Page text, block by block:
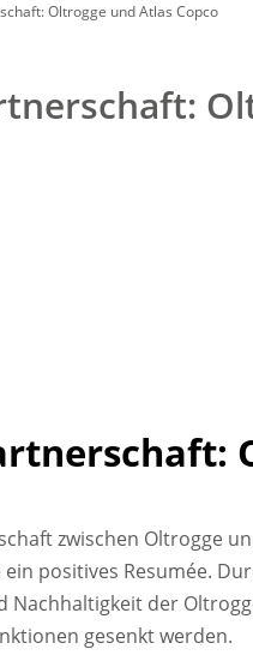
Oltrogge und Atlas Copco
zwischen Oltrogge
positives Resumée.
Nachhaltigkeit der
gesenkt werden.